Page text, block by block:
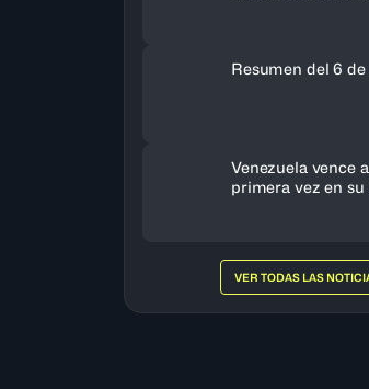
Resumen del 6 de
Venezuela vence
primera vez en
VER TODAS LAS